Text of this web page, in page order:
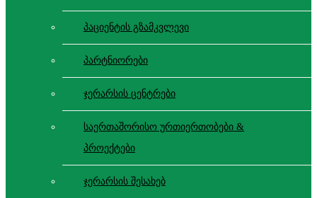
პაციენტის გზამკვლევი
პარტნიორები
ჯერარსის ცენტრები
საერთაშორისო ურთიერთობები &
პროექტები
ჯერარსის შესახებ